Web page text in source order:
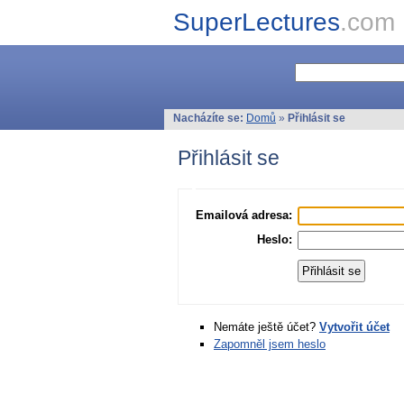
SuperLectures.com
Nacházíte se: Domů » Přihlásit se
Přihlásit se
Emailová adresa:
Heslo:
Nemáte ještě účet? Vytvořit účet
Zapomněl jsem heslo